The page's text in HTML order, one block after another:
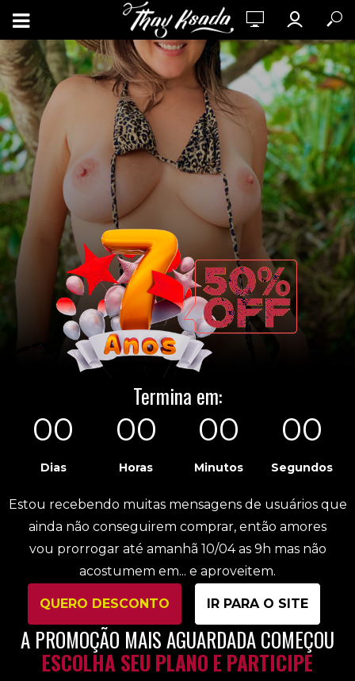
Termina em:
00
Dias
00
Horas
00
Minutos
00
Segundos
Estou recebendo muitas mensagens de usuários que
ainda não conseguirem comprar, então amores
vou prorrogar até amanhã 10/04 as 9h mas não
acostumem em... e aproveitem.
QUERO DESCONTO IR PARA O SITE
A PROMOÇÃO MAIS AGUARDADA COMEÇOU
ESCOLHA SEU PLANO E PARTICIPE